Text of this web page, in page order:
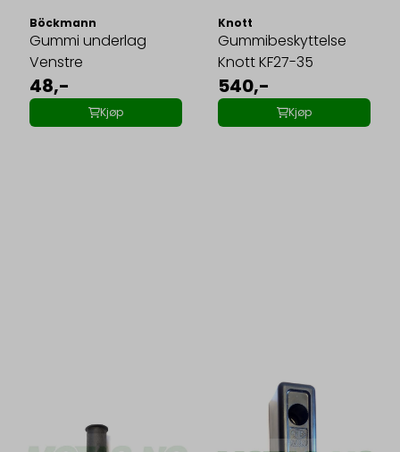
Böckmann
Gummi underlag
Venstre
48,-
Kjøp
Knott
Gummibeskyttelse
Knott KF27-35
540,-
Kjøp